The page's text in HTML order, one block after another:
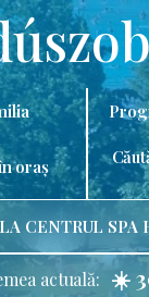
oraș
CENTRUL SPA
actuală: ☀️